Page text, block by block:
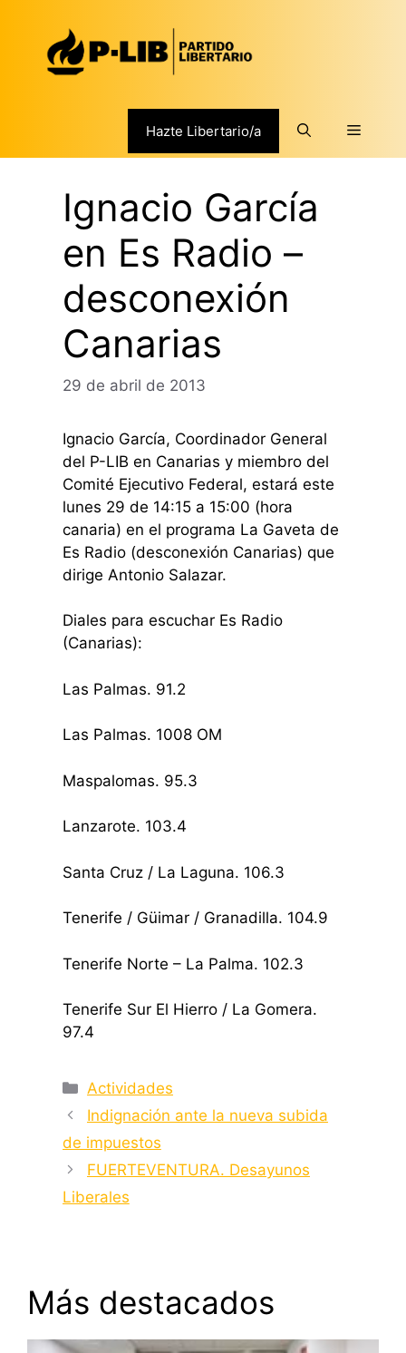
contenido
Hazte Libertario/a Menú
Ignacio García
en Es Radio –
desconexión
Canarias
29 de abril de 2013
Ignacio García, Coordinador General
del P-LIB en Canarias y miembro del
Comité Ejecutivo Federal, estará este
lunes 29 de 14:15 a 15:00 (hora
canaria) en el programa La Gaveta de
Es Radio (desconexión Canarias) que
dirige Antonio Salazar.
Diales para escuchar Es Radio
(Canarias):
Las Palmas. 91.2
Las Palmas. 1008 OM
Maspalomas. 95.3
Lanzarote. 103.4
Santa Cruz / La Laguna. 106.3
Tenerife / Güimar / Granadilla. 104.9
Tenerife Norte – La Palma. 102.3
Tenerife Sur El Hierro / La Gomera.
97.4
Categorías
Actividades
Indignación ante la nueva subida
de impuestos
FUERTEVENTURA. Desayunos
Liberales
Más destacados